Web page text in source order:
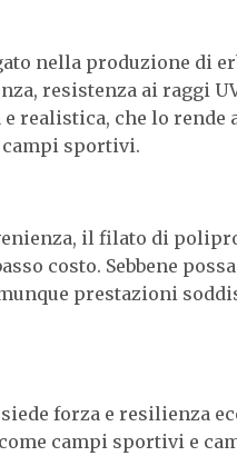
nella produzione di
resistenza ai raggi
realistica, che lo rende
sportivi.
il filato di
costo. Sebbene
prestazioni
forza e resilienza
campi sportivi e